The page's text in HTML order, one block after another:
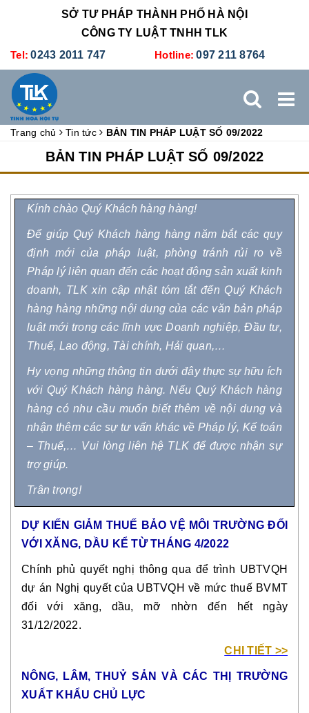
SỞ TƯ PHÁP THÀNH PHỐ HÀ NỘI
CÔNG TY LUẬT TNHH TLK
Tel: 0243 2011 747 Hotline: 097 211 8764
BẢNG GIÁ ĐÀO TẠO TUYỂN DỤNG LIÊN HỆ
Trang chủ Tin tức BẢN TIN PHÁP LUẬT SỐ 09/2022
BẢN TIN PHÁP LUẬT SỐ 09/2022
Kính chào Quý Khách hàng hàng!
Để giúp Quý Khách hàng hàng năm bắt các quy
định mới của pháp luật, phòng tránh rủi ro về
Pháp lý liên quan đến các hoạt động sản xuất kinh
doanh, TLK xin cập nhật tóm tắt đến Quý Khách
hàng hàng những nội dung của các văn bản pháp
luật mới trong các lĩnh vực Doanh nghiệp, Đầu tư,
Thuế, Lao động, Tài chính, Hải quan,…
Hy vọng những thông tin dưới đây thực sự hữu ích
với Quý Khách hàng hàng. Nếu Quý Khách hàng
hàng có nhu cầu muốn biết thêm về nội dung và
nhận thêm các sự tư vấn khác về Pháp lý, Kế toán
– Thuế,… Vui lòng liên hệ TLK để được nhận sự
trợ giúp.
Trân trọng!
DỰ KIẾN GIẢM THUẾ BẢO VỆ MÔI TRƯỜNG ĐỐI
VỚI XĂNG, DẦU KỂ TỪ THÁNG 4/2022
Chính phủ quyết nghị thông qua để trình UBTVQH
dự án Nghị quyết của UBTVQH về mức thuế BVMT
đối với xăng, dầu, mỡ nhờn đến hết ngày
31/12/2022.
CHI TIẾT >>
NÔNG, LÂM, THUỶ SẢN VÀ CÁC THỊ TRƯỜNG
XUẤT KHẨU CHỦ LỰC